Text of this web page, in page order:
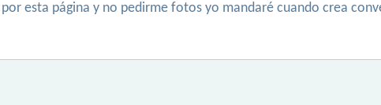
esta página y no pedirme fotos yo mandaré cuando crea